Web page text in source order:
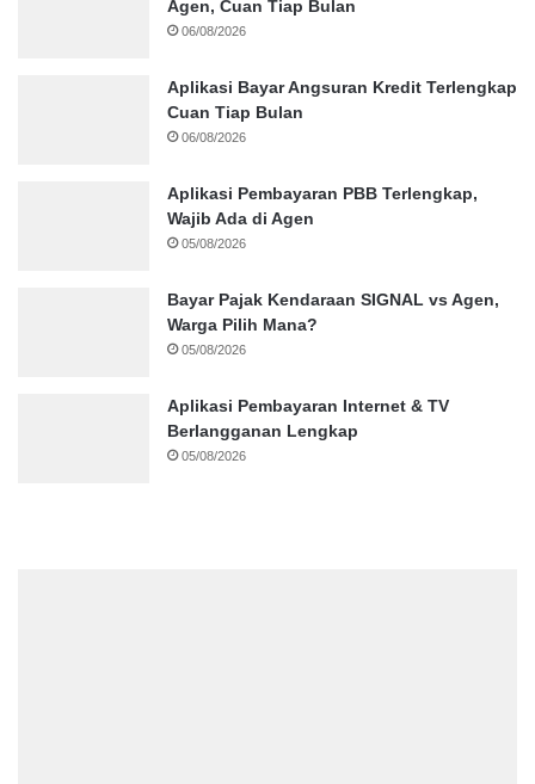
Agen, Cuan Tiap Bulan
06/08/2026
Aplikasi Bayar Angsuran Kredit Terlengkap
Cuan Tiap Bulan
06/08/2026
Aplikasi Pembayaran PBB Terlengkap,
Wajib Ada di Agen
05/08/2026
Bayar Pajak Kendaraan SIGNAL vs Agen,
Warga Pilih Mana?
05/08/2026
Aplikasi Pembayaran Internet & TV
Berlangganan Lengkap
05/08/2026